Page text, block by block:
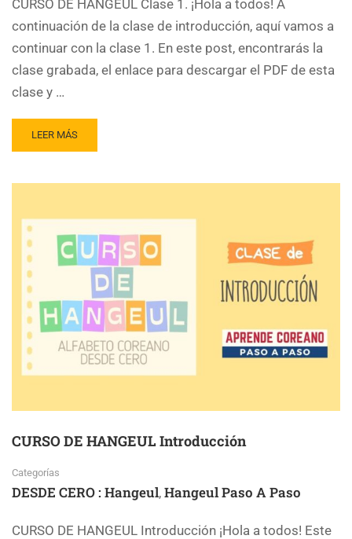
CURSO DE HANGEUL Clase 1. ¡Hola a todos! A
continuación de la clase de introducción, aquí vamos a
continuar con la clase 1. En este post, encontrarás la
clase grabada, el enlace para descargar el PDF de esta
clase y …
LEER MÁS
CURSO DE HANGEUL Introducción
Categorías
DESDE CERO : Hangeul, Hangeul Paso A Paso
CURSO DE HANGEUL Introducción ¡Hola a todos! Este